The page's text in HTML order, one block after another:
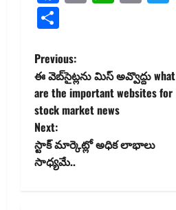
P
o
s
t
Previous:
ఈ వెబ్‌సైట్లను మిస్ అవ్వొద్దు what
are the important websites for
stock market news
Next:
స్టాక్ మార్కెట్లో అధిక లాభాలు
సాధ్య‌మే..